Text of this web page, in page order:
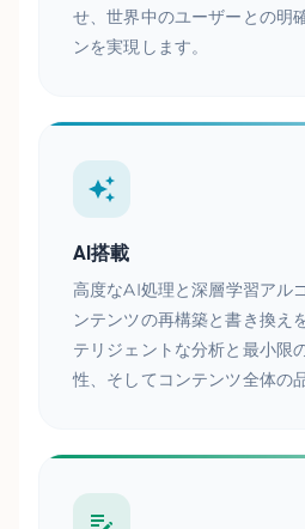
せ、世界中のユーザーとの明
ンを実現します。
AI搭載
高度なAI処理と深層学習アル
ンテンツの再構築と書き換え
テリジェントな分析と最小限
性、そしてコンテンツ全体の